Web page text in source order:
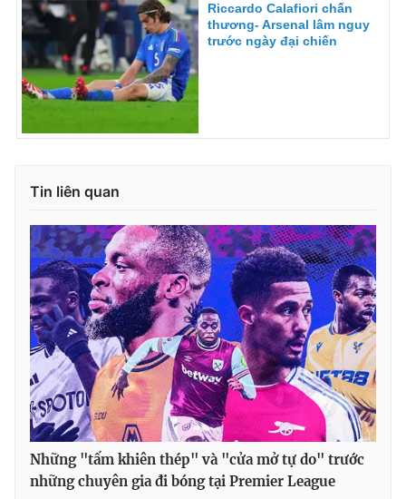
Riccardo Calafiori chấn
thương- Arsenal lâm nguy
trước ngày đại chiến
Tin liên quan
Những "tấm khiên thép" và "cửa mở tự do" trước
những chuyên gia đi bóng tại Premier League